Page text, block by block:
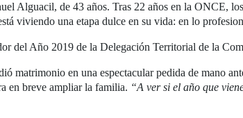
Alguacil, de 43 años. Tras 22 años en la ONCE,
viviendo una etapa dulce en su vida: en lo
del Año 2019 de la Delegación Territorial de la
matrimonio en una espectacular pedida de mano
en breve ampliar la familia. “A ver si el año que